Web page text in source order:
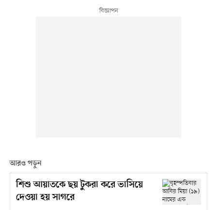
আরও পড়ুন
শিশু আয়াতকে ছয় টুকরা করে ভাসিয়ে
দেওয়া হয় সাগরে